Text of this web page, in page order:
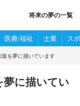
将来の夢の一覧
医療/福祉 士業 ス
版を夢に描いています
夢に描いてい